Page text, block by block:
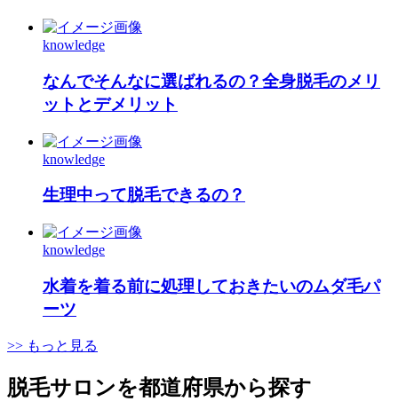
knowledge
なんでそんなに選ばれるの？全身脱毛のメリ
ットとデメリット
knowledge
生理中って脱毛できるの？
knowledge
水着を着る前に処理しておきたいのムダ毛パ
ーツ
>> もっと見る
脱毛サロンを都道府県から探す